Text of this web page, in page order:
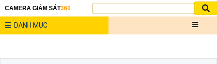
CAMERA GIÁM SÁT360
DANH MỤC